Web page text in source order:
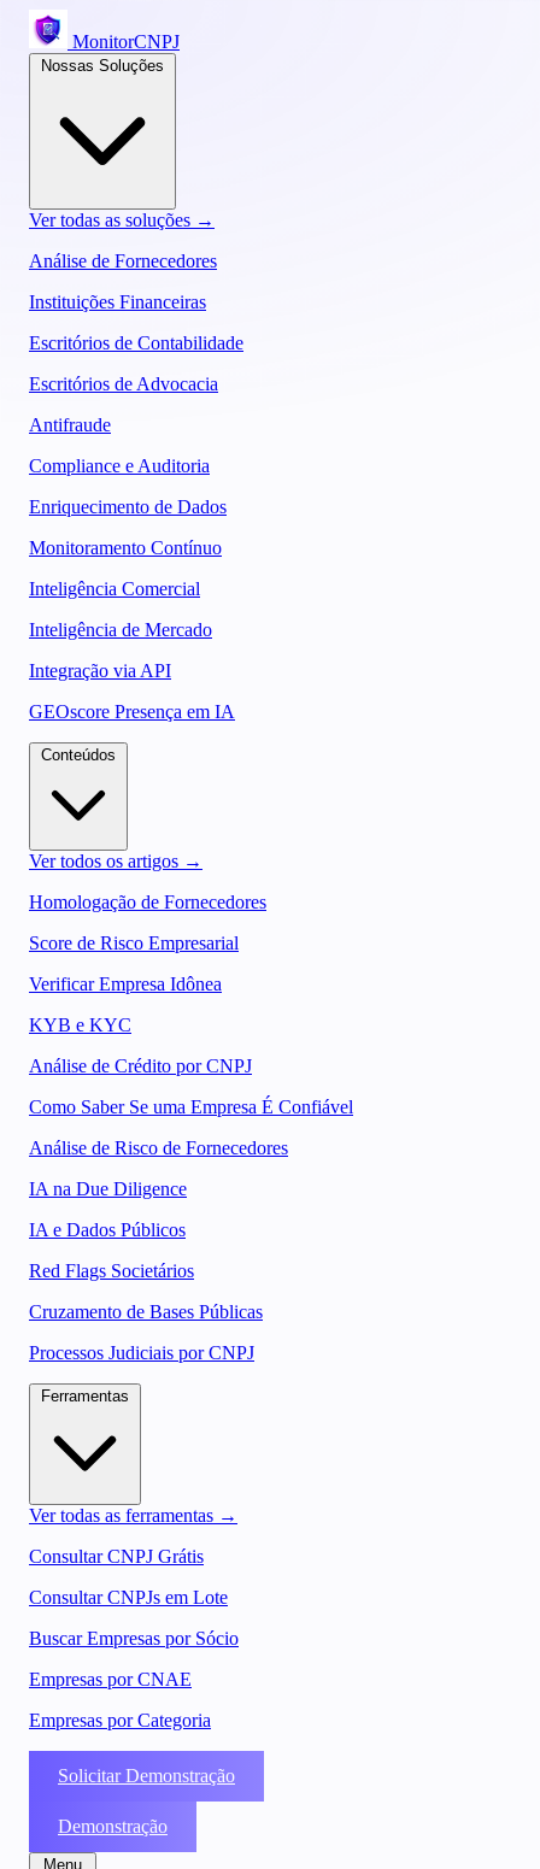
MonitorCNPJ
Ver todas as soluções →
Análise de Fornecedores
Instituições Financeiras
Escritórios de Contabilidade
Escritórios de Advocacia
Antifraude
Compliance e Auditoria
Enriquecimento de Dados
Monitoramento Contínuo
Inteligência Comercial
Inteligência de Mercado
Integração via API
GEOscore Presença em IA
Ver todos os artigos →
Homologação de Fornecedores
Score de Risco Empresarial
Verificar Empresa Idônea
KYB e KYC
Análise de Crédito por CNPJ
Como Saber Se uma Empresa É Confiável
Análise de Risco de Fornecedores
IA na Due Diligence
IA e Dados Públicos
Red Flags Societários
Cruzamento de Bases Públicas
Processos Judiciais por CNPJ
Ver todas as ferramentas →
Consultar CNPJ Grátis
Consultar CNPJs em Lote
Buscar Empresas por Sócio
Empresas por CNAE
Empresas por Categoria
Solicitar Demonstração
Demonstração
Menu